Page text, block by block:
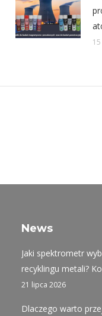
News
Jaki spektrometr
recyklingu metali?
21 lipca 2026
Dlaczego warto